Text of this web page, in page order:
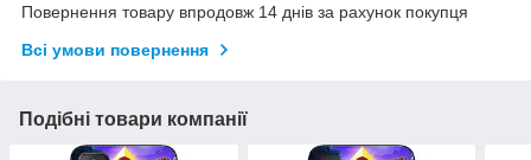
Повернення товару впродовж 14 днів за рахунок покупця
Всі умови повернення
Подібні товари компанії